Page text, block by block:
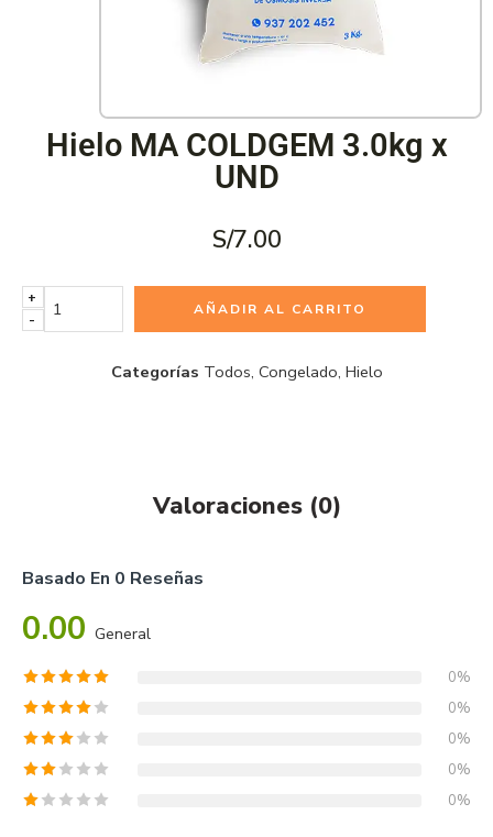
Hielo MA COLDGEM 3.0kg x
UND
S/7.00
+
-
AÑADIR AL CARRITO
Categorías Todos, Congelado, Hielo
Valoraciones (0)
Basado En 0 Reseñas
0.00 General
0%
0%
0%
0%
0%